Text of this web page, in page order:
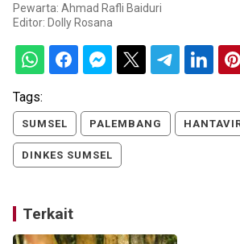
Pewarta: Ahmad Rafli Baiduri
Editor: Dolly Rosana
Tags:
SUMSEL PALEMBANG
DINKES SUMSEL
Terkait